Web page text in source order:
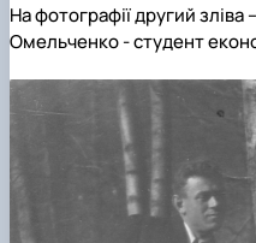
На фотографії другий
Омельченко - студент